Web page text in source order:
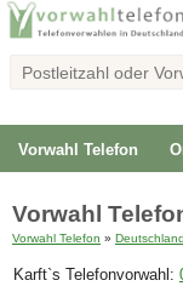
Vorwahl Telefon
Vorwahl
Vorwahl Telefon » Deutschland
Karft`s Telefonvorwahl: